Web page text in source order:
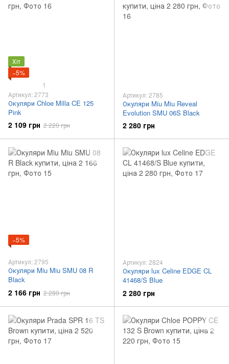
Хіт
−5%
1
Артикул: 2773
Окуляри Chloe Milla CE 125
Pink
2 109 грн 2 220 грн
Артикул: 2785
Окуляри Miu Miu Reveal
Evolution SMU 06S Black
2 280 грн
−5%
Артикул: 2795
Окуляри Miu Miu SMU 08 R
Black
2 166 грн 2 280 грн
Артикул: 2824
Окуляри lux Celine EDGE CL
41468/S Blue
2 280 грн